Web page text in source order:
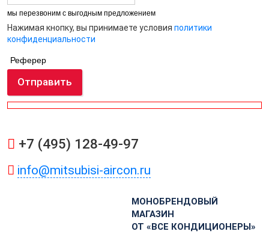
мы перезвоним с выгодным предложением
Нажимая кнопку, вы принимаете условия политики
конфиденциальности
Реферер
Отправить
+7 (495) 128-49-97
info@mitsubisi-aircon.ru
МОНОБРЕНДОВЫЙ
МАГАЗИН
ОТ «ВСЕ КОНДИЦИОНЕРЫ»